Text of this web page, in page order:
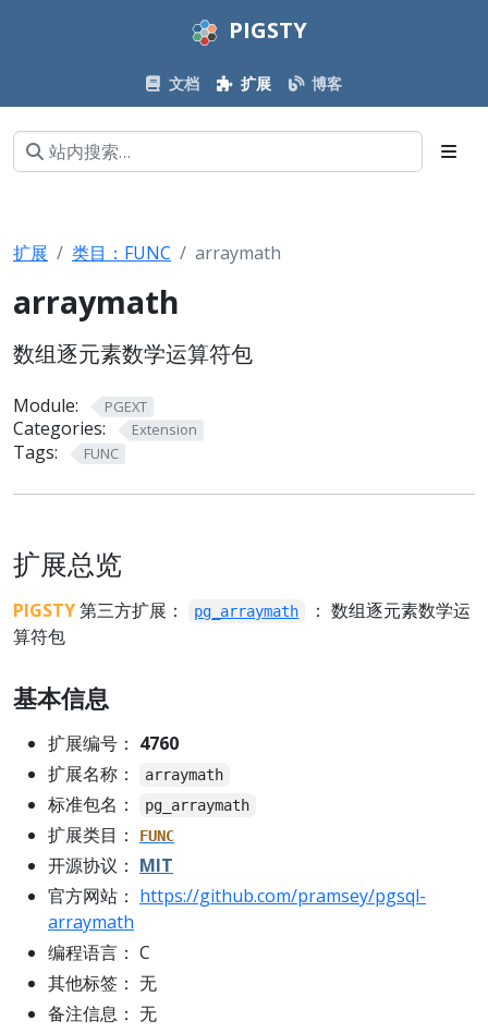
PIGSTY
文档 扩展 博客
扩展 类目：FUNC arraymath
arraymath
数组逐元素数学运算符包
Module: PGEXT
Categories: Extension
Tags: FUNC
扩展总览
PIGSTY第三方扩展： pg_arraymath
： 数组逐元素数学运
算符包
基本信息
扩展编号： 4760
扩展名称：
arraymath
标准包名： pg_arraymath
扩展类目： FUNC
开源协议： MIT
官方网站： https://github.com/pramsey/pgsql-
arraymath
编程语言： C
其他标签： 无
备注信息： 无